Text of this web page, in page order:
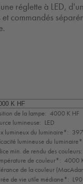
réglette à LED,
commandés
de la lampe: 4000 K HF
lumineuse: LED
lumineux du luminaire*:
lumineuse du
min. de rendu des couleurs:
de couleur*: 4000
de la couleur
de vie utile médiane*: